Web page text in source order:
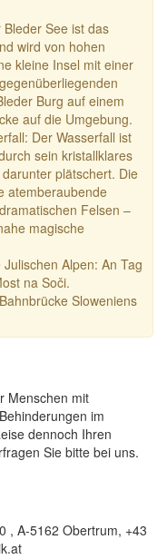
See ist das
wird von hohen
kleine Insel mit einer
Burg auf einem
auf die Umgebung.
Der Wasserfall ist
sein kristallklares
plätschert. Die
atemberaubende
Felsen –
magische
Alpen: An Tag
na Soči.
Sloweniens
Menschen mit
im
dennoch Ihren
Sie bitte bei uns.
, A-5162 Obertrum, +43